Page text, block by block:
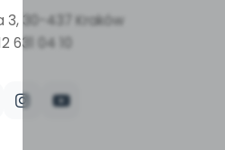
3, 30-437 Kraków
631 04 10